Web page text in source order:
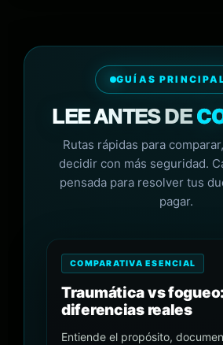
GUÍAS
LEE ANTES DE
Rutas rápidas para
decidir con más seguridad.
pensada para resolver tus
pagar.
COMPARATIVA ESENCIAL
Traumática vs fogueo:
diferencias reales
Entiende el propósito,